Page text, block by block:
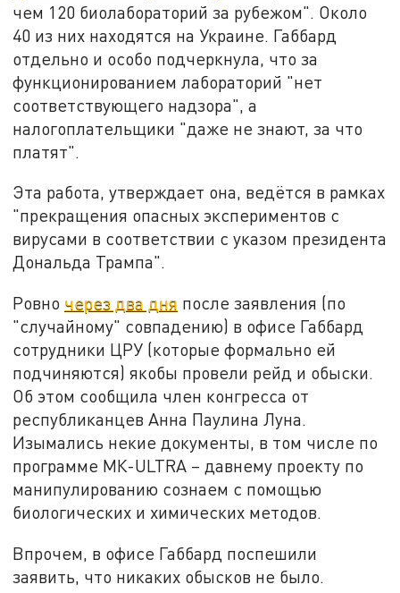
чем 120 биолабораторий за рубежом". Около
40 из них находятся на Украине. Габбард
отдельно и особо подчеркнула, что за
функционированием лабораторий "нет
соответствующего надзора", а
налогоплательщики "даже не знают, за что
платят".
Эта работа, утверждает она, ведётся в рамках
"прекращения опасных экспериментов с
вирусами в соответствии с указом президента
Дональда Трампа".
Ровно через два дня после заявления (по
"случайному" совпадению) в офисе Габбард
сотрудники ЦРУ (которые формально ей
подчиняются) якобы провели рейд и обыски.
Об этом сообщила член конгресса от
республиканцев Анна Паулина Луна.
Изымались некие документы, в том числе по
программе МК-ULTRA – давнему проекту по
манипулированию сознаем с помощью
биологических и химических методов.
Впрочем, в офисе Габбард поспешили
заявить, что никаких обысков не было.